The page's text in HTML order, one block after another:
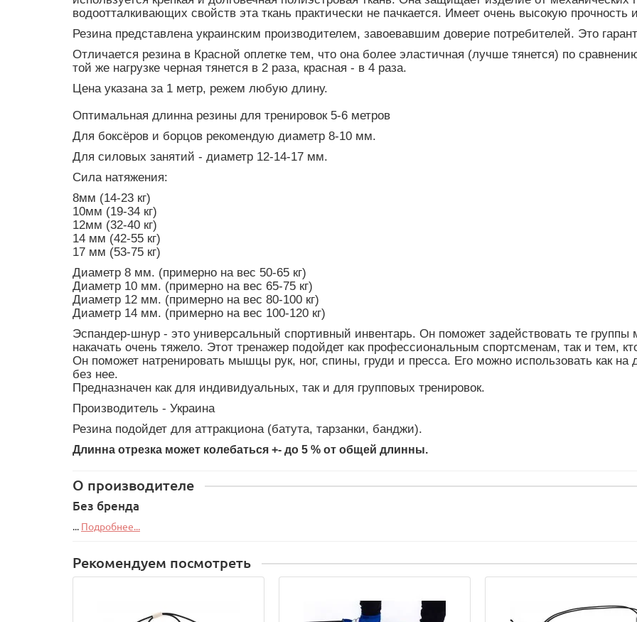
водоотталкивающих свойств эта ткань практически не пачкается. Имеет очень высокую прочность
Резина представлена украинским производителем, завоевавшим доверие потребителей. Это
Отличается резина в Красной оплетке тем, что она более эластичная (лучше тянется) по
той же нагрузке черная тянется в 2 раза, красная - в 4 раза.
Цена указана за 1 метр, режем любую длину.
Оптимальная длинна резины для тренировок 5-6 метров
Для боксёров и борцов рекомендую диаметр 8-10 мм.
Для силовых занятий - диаметр 12-14-17 мм.
Сила натяжения:
8мм (14-23 кг)
10мм (19-34 кг)
12мм (32-40 кг)
14 мм (42-55 кг)
17 мм (53-75 кг)
Диаметр 8 мм. (примерно на вес 50-65 кг)
Диаметр 10 мм. (примерно на вес 65-75 кг)
Диаметр 12 мм. (примерно на вес 80-100 кг)
Диаметр 14 мм. (примерно на вес 100-120 кг)
Эспандер-шнур - это универсальный спортивный инвентарь. Он поможет задействовать те
накачать очень тяжело. Этот тренажер подойдет как профессиональным спортсменам, так и тем,
Он поможет натренировать мышцы рук, ног, спины, груди и пресса. Его можно использовать как на
без нее.
Предназначен как для индивидуальных, так и для групповых тренировок.
Производитель - Украина
Резина подойдет для аттракциона (батута, тарзанки, банджи).
Длинна отрезка может колебаться +- до 5 % от общей длинны.
О производителе
Без бренда
... Подробнее...
Рекомендуем посмотреть